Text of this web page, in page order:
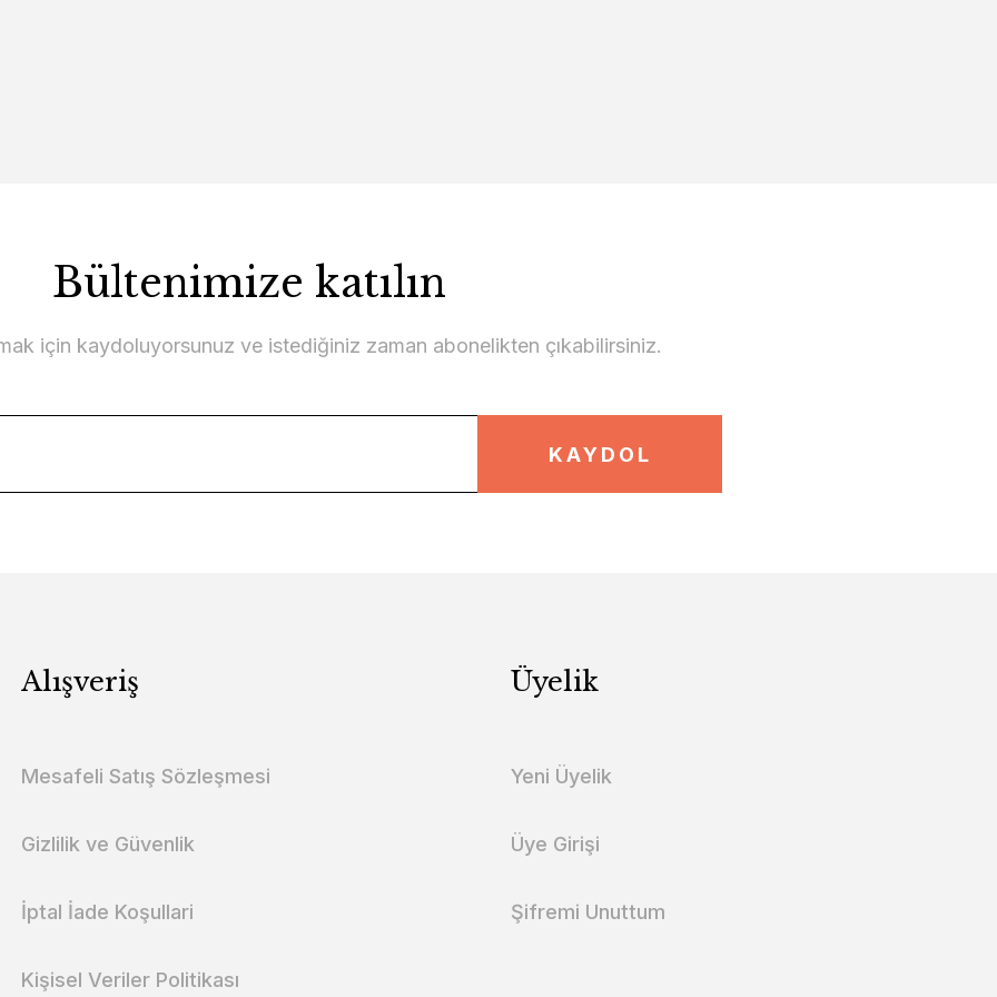
Bültenimize katılın
için kaydoluyorsunuz ve istediğiniz zaman abonelikten çıkabilirsiniz.
KAYDOL
Alışveriş
Mesafeli Satış Sözleşmesi
Gizlilik ve Güvenlik
İptal İade Koşullari
Kişisel Veriler Politikası
Üyelik
Yeni Üyelik
Üye Girişi
Şifremi Unuttum